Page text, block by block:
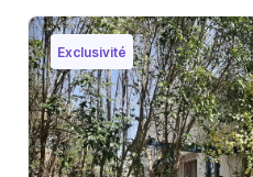
Exclusivité